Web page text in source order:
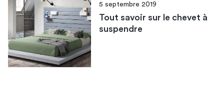
5 septembre 2019
Tout savoir sur le chevet à
suspendre